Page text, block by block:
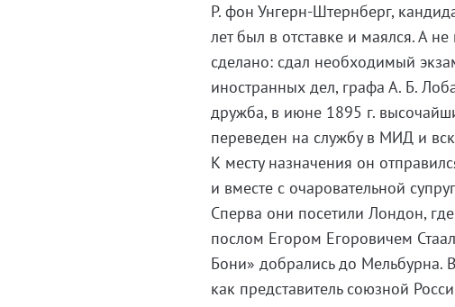
Р. фон Унгерн-Штернберг,
лет был в отставке и маялся. А
сделано: сдал необходимый
иностранных дел, графа А. Б.
дружба, в июне 1895 г.
переведен на службу в МИД и
К месту назначения он
и вместе с очаровательной
Сперва они посетили Лондон,
послом Егором Егоровичем
Бони» добрались до Мельбурна.
как представитель союзной